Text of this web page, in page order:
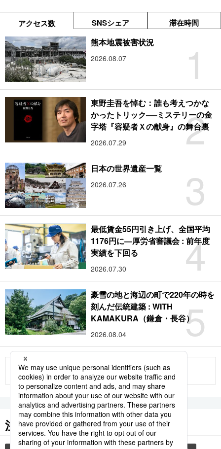
アクセス数 SNSシェア 滞在時間
1
熊本地震被害状況
2026.08.07
2
東野圭吾を悼む：誰も考えつかな
かったトリック──ミステリーの金
字塔『容疑者Ｘの献身』の舞台裏
2026.07.29
3
日本の世界遺産一覧
2026.07.26
4
最低賃金55円引き上げ、全国平均
1176円に―厚労省審議会 : 前年度
実績を下回る
2026.07.30
5
豪雪の地と海辺の町で220年の時を
刻んだ伝統建築 : WITH
KAMAKURA（鎌倉・長谷）
2026.08.04
もっと見る
注目のキーワード